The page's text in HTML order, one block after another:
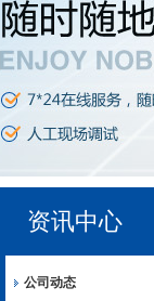
资讯中心
公司动态